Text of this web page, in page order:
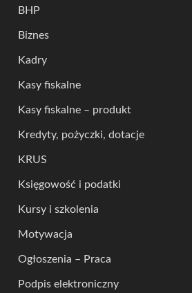
BHP
Biznes
Kadry
Kasy fiskalne
Kasy fiskalne – produkt
Kredyty, pożyczki, dotacje
KRUS
Księgowość i podatki
Kursy i szkolenia
Motywacja
Ogłoszenia – Praca
Podpis elektroniczny